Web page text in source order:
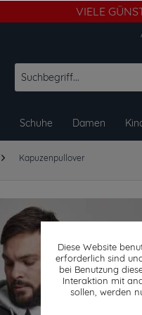
VIELE
Schuhe Damen
Kapuzenpullover
Diese Website
erforderlich sind
bei Benutzung
Interaktion mit
sollen, werden